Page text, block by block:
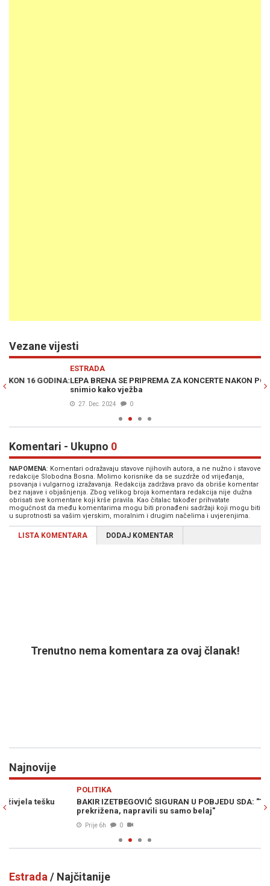
Vezane vijesti
LEPA BRENA SE PRIPREMA ZA KONCERTE NAKON POVREDE: Sin je
snimio kako vježba
0
u
Komentari - Ukupno 0
NAPOMENA: Komentari odražavaju stavove njihovih autora, a ne nužno i stavove
redakcije Slobodna Bosna. Molimo korisnike da se suzdrže od vrijeđanja,
psovanja i vulgarnog izražavanja. Redakcija zadržava pravo da obriše komentar
bez najave i objašnjenja. Zbog velikog broja komentara redakcija nije dužna
obrisati sve komentare koji krše pravila. Kao čitalac također prihvatate
mogućnost da među komentarima mogu biti pronađeni sadržaji koji mogu biti
u suprotnosti sa vašim vjerskim, moralnim i drugim načelima i uvjerenjima.
LISTA KOMENTARA DODAJ KOMENTAR
Trenutno nema komentara za ovaj članak!
Najnovije
BAKIR IZETBEGOVIĆ SIGURAN U POBJEDU SDA: "Trojka je
prekrižena, napravili su samo belaj"
Estrada / Najčitanije